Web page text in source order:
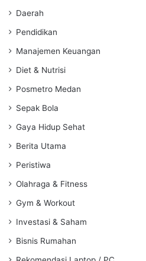
Daerah
Pendidikan
Manajemen Keuangan
Diet & Nutrisi
Posmetro Medan
Sepak Bola
Gaya Hidup Sehat
Berita Utama
Peristiwa
Olahraga & Fitness
Gym & Workout
Investasi & Saham
Bisnis Rumahan